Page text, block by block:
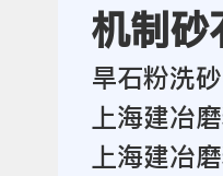
机制砂
旱石粉洗
上海建冶
上海建冶